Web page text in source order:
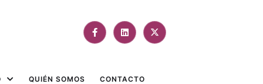
QUIÉN SOMOS CONTACTO